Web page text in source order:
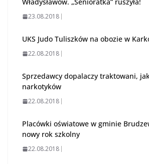
23.08.2018
UKS Judo Tuliszków na obozie w
22.08.2018
Sprzedawcy dopalaczy traktowani,
narkotyków
22.08.2018
Placówki oświatowe w gminie
nowy rok szkolny
22.08.2018